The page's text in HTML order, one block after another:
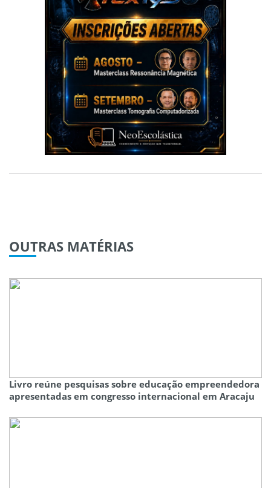
OUTRAS MATÉRIAS
Livro reúne pesquisas sobre educação empreendedora
apresentadas em congresso internacional em Aracaju